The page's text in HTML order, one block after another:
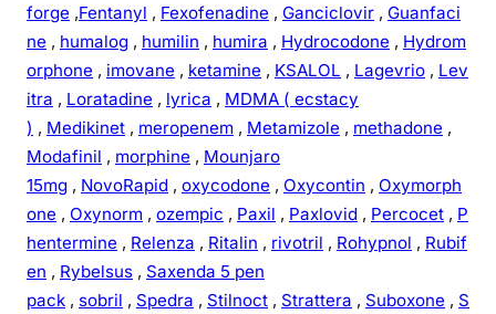
forge ,Fentanyl , Fexofenadine , Ganciclovir , Guanfaci
ne , humalog , humilin , humira , Hydrocodone , Hydrom
orphone , imovane , ketamine , KSALOL , Lagevrio , Lev
itra , Loratadine , lyrica , MDMA ( ecstacy
) , Medikinet , meropenem , Metamizole , methadone ,
Modafinil , morphine , Mounjaro
15mg , NovoRapid , oxycodone , Oxycontin , Oxymorph
one , Oxynorm , ozempic , Paxil , Paxlovid , Percocet , P
hentermine , Relenza , Ritalin , rivotril , Rohypnol , Rubif
en , Rybelsus , Saxenda 5 pen
pack , sobril , Spedra , Stilnoct , Strattera , Suboxone , S